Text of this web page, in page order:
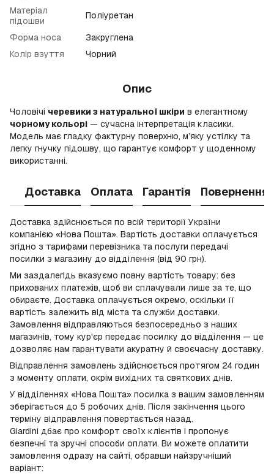
Матеріал
підошви
Поліуретан
Форма носа
Закруглена
Колір взуття
Чорний
Опис
Чоловічі черевики з натуральної шкіри в елегантному
чорному кольорі — сучасна інтерпретація класики.
Модель має гладку фактурну поверхню, м’яку устілку та
легку гнучку підошву, що гарантує комфорт у щоденному
використанні.
Доставка Оплата Гарантія Повернення
Доставка здійснюється по всій території України
компанією «Нова Пошта». Вартість доставки оплачується
згідно з тарифами перевізника та послуги передачі
посилки з магазину до відділення (від 90 грн).
Ми заздалегідь вказуємо повну вартість товару: без
прихованих платежів, щоб ви сплачували лише за те, що
обираєте. Доставка оплачується окремо, оскільки її
вартість залежить від міста та служби доставки.
Замовлення відправляються безпосередньо з наших
магазинів, тому кур'єр передає посилку до відділення — це
дозволяє нам гарантувати акуратну й своєчасну доставку.
Відправлення замовлень здійснюється протягом 24 годин
з моменту оплати, окрім вихідних та святкових днів.
У відділеннях «Нова Пошта» посилка з вашим замовленням
зберігається до 5 робочих днів. Після закінчення цього
терміну відправлення повертається назад.
Giardini дбає про комфорт своїх клієнтів і пропонує
безпечні та зручні способи оплати. Ви можете оплатити
замовлення одразу на сайті, обравши найзручніший
варіант: